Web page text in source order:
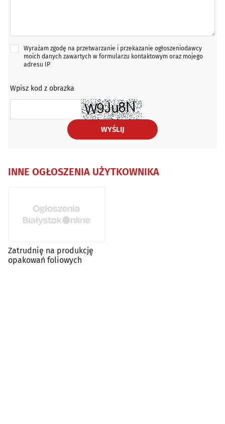
Wyrażam zgodę na przetwarzanie i przekazanie ogłoszeniodawcy
moich danych zawartych w formularzu kontaktowym oraz mojego
adresu IP
Wpisz kod z obrazka
WYŚLIJ
INNE OGŁOSZENIA UŻYTKOWNIKA
Zatrudnię na produkcję
opakowań foliowych